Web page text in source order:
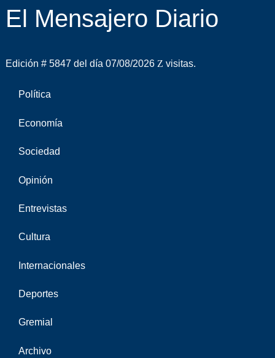
El Mensajero Diario
Edición # 5847 del día 07/08/2026 visitas.
Política
Economía
Sociedad
Opinión
Entrevistas
Cultura
Internacionales
Deportes
Gremial
Archivo